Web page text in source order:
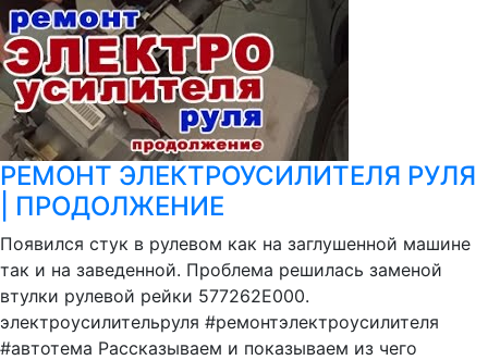
РЕМОНТ ЭЛЕКТРОУСИЛИТЕЛЯ РУЛЯ
| ПРОДОЛЖЕНИЕ
Появился стук в рулевом как на заглушенной машине
так и на заведенной. Проблема решилась заменой
втулки рулевой рейки 577262E000.
электроусилительруля #ремонтэлектроусилителя
#автотема Рассказываем и показываем из чего